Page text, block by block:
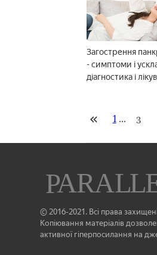
Загострення
- симптоми і
діагностика і
1 ... 3
© 2016-2021. Всі права
Копіювання матеріалів
активної гіперпосилання на